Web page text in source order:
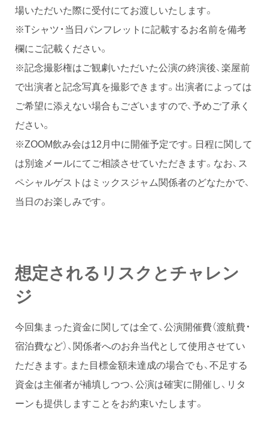
場いただいた際に受付にてお渡しいたします。
※Tシャツ・当日パンフレットに記載するお名前を備考
欄にご記載ください。
※記念撮影権はご観劇いただいた公演の終演後、楽屋前
で出演者と記念写真を撮影できます。出演者によっては
ご希望に添えない場合もございますので、予めご了承く
ださい。
※ZOOM飲み会は12月中に開催予定です。日程に関して
は別途メールにてご相談させていただきます。なお、ス
ペシャルゲストはミックスジャム関係者のどなたかで、
当日のお楽しみです。
想定されるリスクとチャレン
ジ
今回集まった資金に関しては全て、公演開催費（渡航費・
宿泊費など）、関係者へのお弁当代として使用させてい
ただきます。また目標金額未達成の場合でも、不足する
資金は主催者が補填しつつ、公演は確実に開催し、リタ
ーンも提供しますことをお約束いたします。